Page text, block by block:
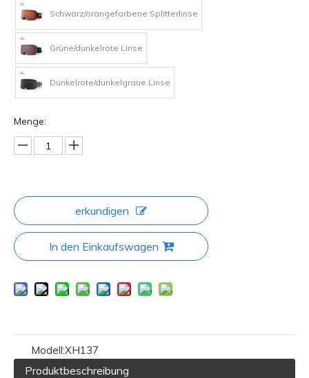
Schwarz/orangefarbene Splitterlinse
Grüne/dunkelrote Linse
Dunkelrote/dunkelgraue Linse
Menge:
erkundigen
In den Einkaufswagen
Modell:XH137
Produktbeschreibung